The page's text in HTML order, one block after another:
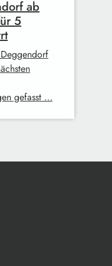
ab
5
gefasst …